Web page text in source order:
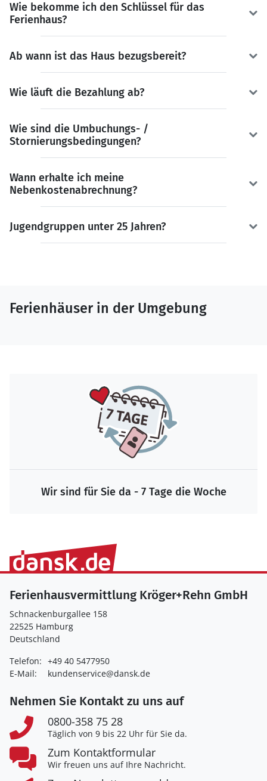
Wie bekomme ich den Schlüssel für das
Ferienhaus?
Ab wann ist das Haus bezugsbereit?
Wie läuft die Bezahlung ab?
Wie sind die Umbuchungs- /
Stornierungsbedingungen?
Wann erhalte ich meine
Nebenkostenabrechnung?
Jugendgruppen unter 25 Jahren?
Ferienhäuser in der Umgebung
Wir sind für Sie da - 7 Tage die Woche
Ferienhausvermittlung Kröger+Rehn GmbH
Schnackenburgallee 158
22525 Hamburg
Deutschland
Telefon: +49 40 5477950
E-Mail:
kundenservice@dansk.de
Nehmen Sie Kontakt zu uns auf
0800-358 75 28
Täglich von 9 bis 22 Uhr für Sie da.
Zum Kontaktformular
Wir freuen uns auf Ihre Nachricht.